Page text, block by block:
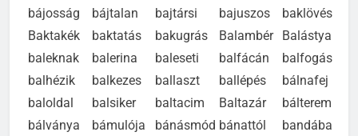
bájosság
bájtalan bajtársi bajuszos
baklövés
Baktakék
baktatás bakugrás Balambér
Balástya
baleknak
balerina baleseti balfácán
balfogás
balhézik
balkezes ballaszt ballépés
bálnafej
baloldal
balsiker baltacim Baltazár
bálterem
bálványa
bámulója bánásmód bánattól
bandában